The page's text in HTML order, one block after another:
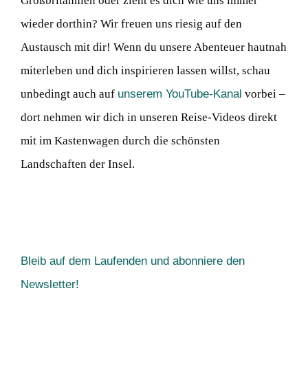
wieder dorthin? Wir freuen uns riesig auf den
Austausch mit dir! Wenn du unsere Abenteuer hautnah
miterleben und dich inspirieren lassen willst, schau
unbedingt auch auf unserem YouTube-Kanal vorbei –
dort nehmen wir dich in unseren Reise-Videos direkt
mit im Kastenwagen durch die schönsten
Landschaften der Insel.
Bleib auf dem Laufenden und abonniere den
Newsletter!